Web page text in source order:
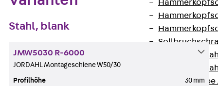
Zahnschraube
Stahl, blank
JMW5030 R-6000
JORDAHL Montageschiene W50/30
Profilhöhe 30 mm